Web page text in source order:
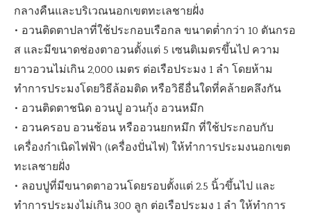
กลางคืนและบริเวณนอกเขตทะเลชายฝั่ง
• อวนติดตาปลาที่ใช้ประกอบเรือกล ขนาดต่ำกว่า 10 ตันกรอ
ส และมีขนาดช่องตาอวนตั้งแต่ 5 เซนติเมตรขึ้นไป ความ
ยาวอวนไม่เกิน 2,000 เมตร ต่อเรือประมง 1 ลำ โดยห้าม
ทำการประมงโดยวิธีล้อมติด หรือวิธีอื่นใดที่คล้ายคลึงกัน
• อวนติดตาชนิด อวนปู อวนกุ้ง อวนหมึก
• อวนครอบ อวนช้อน หรืออวนยกหมึก ที่ใช้ประกอบกับ
เครื่องกำเนิดไฟฟ้า (เครื่องปั่นไฟ) ให้ทำการประมงนอกเขต
ทะเลชายฝั่ง
• ลอบปูที่มีขนาดตาอวนโดยรอบตั้งแต่ 2.5 นิ้วขึ้นไป และ
ทำการประมงไม่เกิน 300 ลูก ต่อเรือประมง 1 ลำ ให้ทำการ